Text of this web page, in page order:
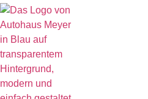
Zurück zur Angebote Übersicht